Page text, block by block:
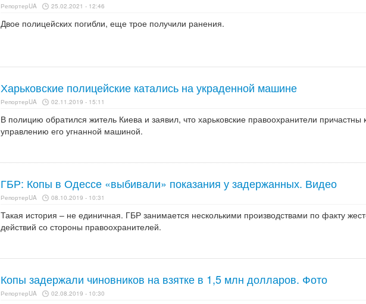
РепортерUA 25.02.2021 - 12:46
Двое полицейских погибли, еще трое получили ранения.
Харьковские полицейские катались на украденной машине
РепортерUA 02.11.2019 - 15:11
В полицию обратился житель Киева и заявил, что харьковские правоохранители причастны
управлению его угнанной машиной.
ГБР: Копы в Одессе «выбивали» показания у задержанных. Видео
РепортерUA 08.10.2019 - 10:31
Такая история – не единичная. ГБР занимается несколькими производствами по факту
действий со стороны правоохранителей.
Копы задержали чиновников на взятке в 1,5 млн долларов. Фото
РепортерUA 02.08.2019 - 10:30